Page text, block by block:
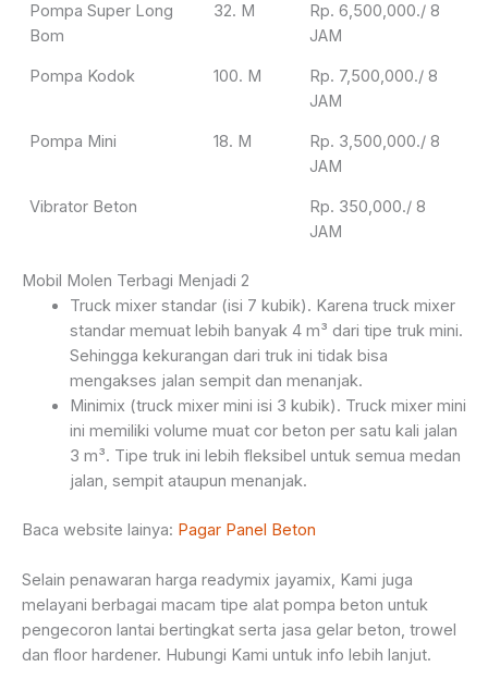
Pompa Super Long
Bom
32. M
Rp. 6,500,000./ 8
JAM
Pompa Kodok 100. M
Rp. 7,500,000./ 8
JAM
Pompa Mini 18. M
Rp. 3,500,000./ 8
JAM
Vibrator Beton
Rp. 350,000./ 8
JAM
Mobil Molen Terbagi Menjadi 2
Truck mixer standar (isi 7 kubik). Karena truck mixer
standar memuat lebih banyak 4 m³ dari tipe truk mini.
Sehingga kekurangan dari truk ini tidak bisa
mengakses jalan sempit dan menanjak.
Minimix (truck mixer mini isi 3 kubik). Truck mixer mini
ini memiliki volume muat cor beton per satu kali jalan
3 m³. Tipe truk ini lebih fleksibel untuk semua medan
jalan, sempit ataupun menanjak.
Baca website lainya: Pagar Panel Beton
Selain penawaran harga readymix jayamix, Kami juga
melayani berbagai macam tipe alat pompa beton untuk
pengecoron lantai bertingkat serta jasa gelar beton, trowel
dan floor hardener. Hubungi Kami untuk info lebih lanjut.